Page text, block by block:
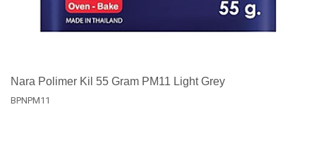
Nara Polimer Kil 55 Gram PM11 Light Grey
BPNPM11